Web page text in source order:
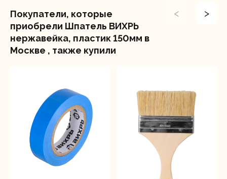
Покупатели, которые
приобрели Шпатель ВИХРЬ
нержавейка, пластик 150мм в
Москве , также купили
< >